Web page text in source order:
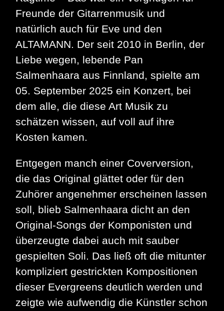
Freunde der Gitarrenmusik und
natürlich auch für Eve und den
ALTAMANN. Der seit 2010 in Berlin, der
Liebe wegen, lebende Pan
Salmenhaara aus Finnland, spielte am
05. September 2025 ein Konzert, bei
dem alle, die diese Art Musik zu
schätzen wissen, auf voll auf ihre
Kosten kamen.
Entgegen manch einer Coverversion,
die das Original glättet oder für den
Zuhörer angenehmer erscheinen lassen
soll, blieb Salmenhaara dicht an den
Original-Songs der Komponisten und
überzeugte dabei auch mit sauber
gespielten Soli. Das ließ oft die mitunter
kompliziert gestrickten Kompositionen
dieser Evergreens deutlich werden und
zeigte wie aufwendig die Künstler schon